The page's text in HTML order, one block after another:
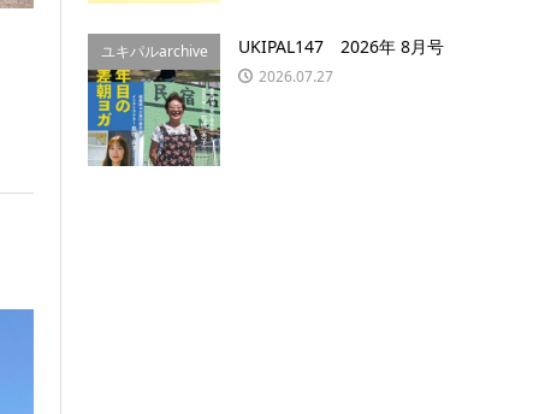
ユキパルarchive UKIPAL147 2026年 8月号
2026.07.27